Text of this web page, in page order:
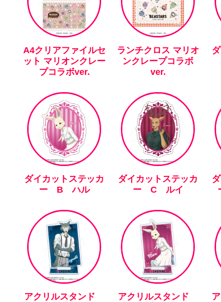
A4クリアファイルセ
ット マリオンクレー
プコラボver.
ランチクロス マリオ
ンクレープコラボ
ver.
ダイカットステッカ
ー B ハル
ダイカットステッカ
ー C ルイ
アクリルスタンド
アクリルスタンド